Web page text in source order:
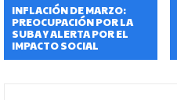
INFLACIÓN DE MARZO:
PREOCUPACIÓN POR LA
SUBA Y ALERTA POR EL
IMPACTO SOCIAL